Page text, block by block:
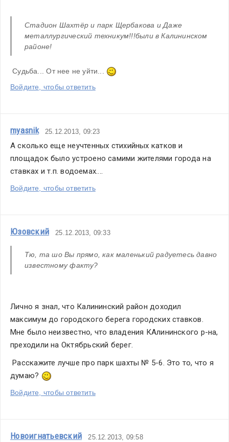
Стадион Шахтёр и парк Щербакова и Даже
металлургический техникум!!!были в Калининском
районе!
Судьба... От нее не уйти...
Войдите, чтобы ответить
myasnik 25.12.2013, 09:23
А сколько еще неучтенных стихийных катков и
площадок было устроено самими жителями города на
ставках и т.п. водоемах....
Войдите, чтобы ответить
Юзовский 25.12.2013, 09:33
Тю, та шо Вы прямо, как маленький радуетесь давно
известному факту?
Лично я знал, что Калининский район доходил
максимум до городского берега городских ставков.
Мне было неизвестно, что владения КАлининского р-на,
преходили на Октябрьский берег.
Расскажите лучше про парк шахты № 5-6. Это то, что я
думаю?
Войдите, чтобы ответить
Новоигнатьевский 25.12.2013, 09:58